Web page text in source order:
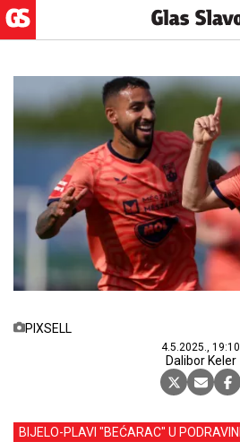
PIXSELL
4.5.2025., 19:10
Dalibor Keler
BIJELO-PLAVI "BEĆARAC" U PODRAVINI